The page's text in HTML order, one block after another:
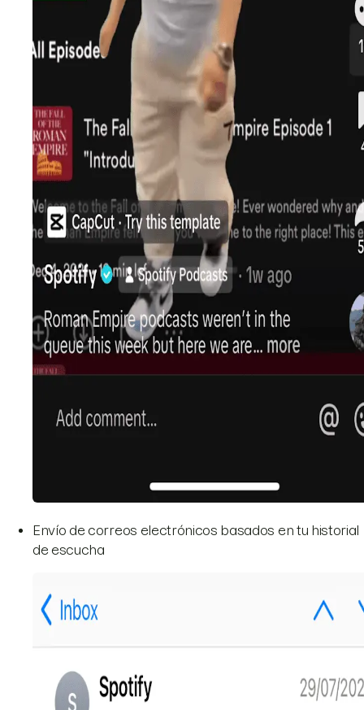
Envío de correos electrónicos basados en tu historial
de escucha